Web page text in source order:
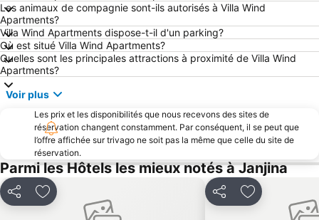
Les animaux de compagnie sont-ils autorisés à Villa Wind
Apartments?
Villa Wind Apartments dispose-t-il d'un parking?
Où est situé Villa Wind Apartments?
Quelles sont les principales attractions à proximité de Villa Wind
Apartments?
Voir plus
Les prix et les disponibilités que nous recevons des sites de
réservation changent constamment. Par conséquent, il se peut que
l’offre affichée sur trivago ne soit pas la même que celle du site de
réservation.
Parmi les Hôtels les mieux notés à Janjina
PartagerAjouter à mes favoris PartagerAjouter à